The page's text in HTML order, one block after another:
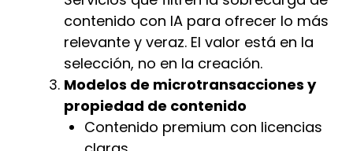
contenido con IA para ofrecer lo más
relevante y veraz. El valor está en la
selección, no en la creación.
Modelos de microtransacciones y
propiedad de contenido
Contenido premium con licencias